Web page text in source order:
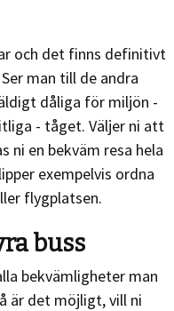
och det finns definitivt
man till de andra
dåliga för miljön -
- tåget. Väljer ni att
ni en bekväm resa hela
exempelvis ordna
flygplatsen.
buss
bekvämligheter man
är det möjligt, vill ni